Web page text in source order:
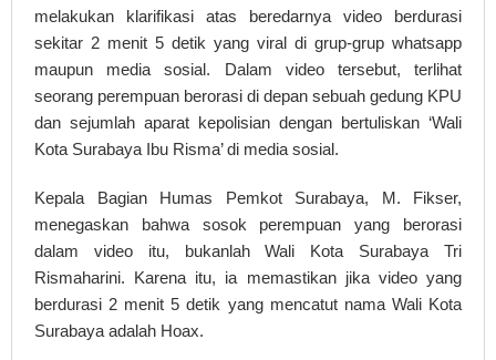
melakukan klarifikasi atas beredarnya video berdurasi
sekitar 2 menit 5 detik yang viral di grup-grup whatsapp
maupun media sosial. Dalam video tersebut, terlihat
seorang perempuan berorasi di depan sebuah gedung KPU
dan sejumlah aparat kepolisian dengan bertuliskan ‘Wali
Kota Surabaya Ibu Risma’ di media sosial.
Kepala Bagian Humas Pemkot Surabaya, M. Fikser,
menegaskan bahwa sosok perempuan yang berorasi
dalam video itu, bukanlah Wali Kota Surabaya Tri
Rismaharini. Karena itu, ia memastikan jika video yang
berdurasi 2 menit 5 detik yang mencatut nama Wali Kota
Surabaya adalah Hoax.